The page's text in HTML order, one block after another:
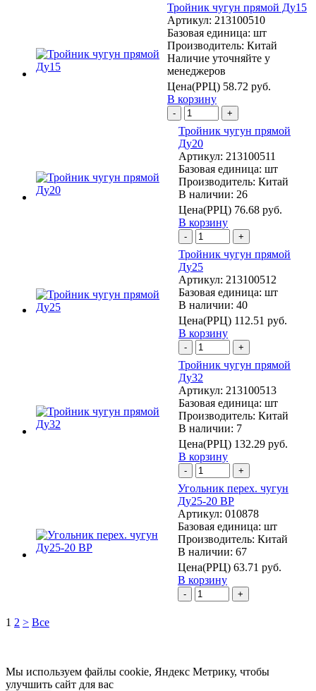
Тройник чугун прямой Ду15
Артикул: 213100510
Базовая единица: шт
Производитель: Китай
Наличие уточняйте у
менеджеров
Цена(РРЦ) 58.72 руб.
В корзину
- +
Тройник чугун прямой
Ду20
Артикул: 213100511
Базовая единица: шт
Производитель: Китай
В наличии: 26
Цена(РРЦ) 76.68 руб.
В корзину
- +
Тройник чугун прямой
Ду25
Артикул: 213100512
Базовая единица: шт
В наличии: 40
Цена(РРЦ) 112.51 руб.
В корзину
- +
Тройник чугун прямой
Ду32
Артикул: 213100513
Базовая единица: шт
Производитель: Китай
В наличии: 7
Цена(РРЦ) 132.29 руб.
В корзину
- +
Угольник перех. чугун
Ду25-20 ВР
Артикул: 010878
Базовая единица: шт
Производитель: Китай
В наличии: 67
Цена(РРЦ) 63.71 руб.
В корзину
- +
1 2 > Все
Мы используем файлы cookie, Яндекс Метрику, чтобы
улучшить сайт для вас